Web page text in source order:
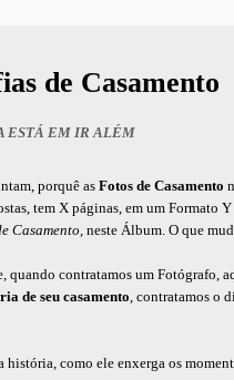
de Casamento
ESTÁ EM IR ALÉM
porquê as Fotos de Casamento
tem X páginas, em um Formato
Casamento, neste Álbum. O que
quando contratamos um Fotógrafo,
de seu casamento , contratamos o
história, como ele enxerga os